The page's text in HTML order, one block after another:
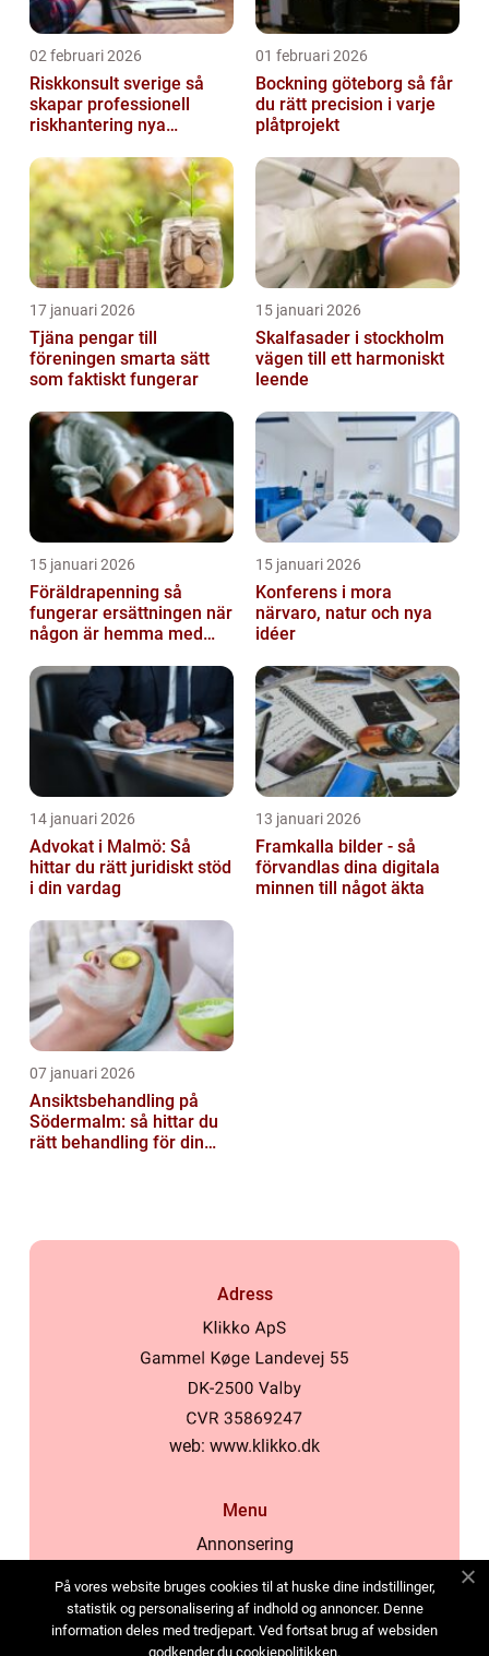
02 februari 2026
Riskkonsult sverige så
skapar professionell
riskhantering nya
01 februari 2026
Bockning göteborg så får
du rätt precision i varje
plåtprojekt
17 januari 2026
Tjäna pengar till
föreningen smarta sätt
som faktiskt fungerar
15 januari 2026
Skalfasader i stockholm
vägen till ett harmoniskt
leende
15 januari 2026
Föräldrapenning så
fungerar ersättningen när
någon är hemma med
15 januari 2026
Konferens i mora
närvaro, natur och nya
idéer
14 januari 2026
Advokat i Malmö: Så
hittar du rätt juridiskt stöd
i din vardag
13 januari 2026
Framkalla bilder - så
förvandlas dina digitala
minnen till något äkta
07 januari 2026
Ansiktsbehandling på
Södermalm: så hittar du
rätt behandling för din
Adress
web: www.klikko.dk
Menu
Annonsering
Cookies
Kontakta oss
På vores website bruges cookies til at huske dine indstillinger,
statistik og personalisering af indhold og annoncer. Denne
information deles med tredjepart. Ved fortsat brug af websiden
godkender du cookiepolitikken.